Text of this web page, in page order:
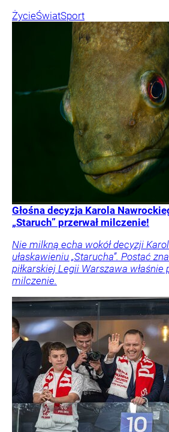
ŻycieŚwiatSport
Głośna decyzja Karola
„Staruch” przerwał milczenie!
Nie milkną echa wokół decyzji
ułaskawieniu „Starucha”. Postać
piłkarskiej Legii Warszawa właśnie
milczenie.